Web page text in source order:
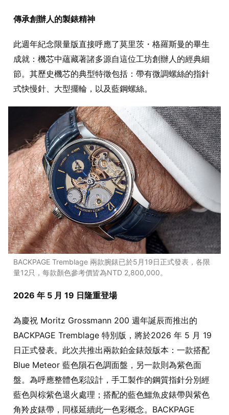
傳承創辦人的製錶精神
此週年紀念限量版直接呼應了莫里茨・格羅斯曼的畢生
成就：機芯中蘊藏著諸多源自這位工坊創辦人的經典細
節。其歷史機芯的典型特徵包括：帶有微調螺絲的指針
式快慢針、大型擺輪，以及藍鋼螺絲。
BACKPAGE Tremblage 兩款腕錶已於5月19日正式發表，各限
量12只，每款顏色參考價皆為NTD 2,800,000。
2026 年 5 月 19 日隆重登場
為慶祝 Moritz Grossmann 200 週年誕辰而推出的
BACKPAGE Tremblage 特別版，將於2026 年 5 月 19
日正式發表。此次共推出兩款鉑金錶殼版本：一款搭配
Blue Meteor 藍色隕石色調面盤，另一款則為紫色面
盤。為呼應整體色彩設計，手工製作的鋼質指針分別經
藍色與棕紫色退火處理；搭配的藍色鱷魚皮錶帶與紫色
角羚皮錶帶，同樣延續此一色彩概念。BACKPAGE